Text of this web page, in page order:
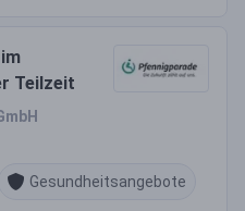
Teilzeit
Gesundheitsangebote